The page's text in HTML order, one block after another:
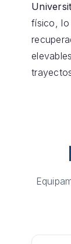
físico, lo